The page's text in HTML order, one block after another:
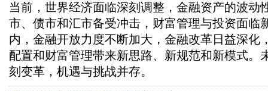
当前，世界经济面临深刻调整，金融资产的波动
市、债市和汇市备受冲击，财富管理与投资面临
内，金融开放力度不断加大，金融改革日益深化
配置和财富管理带来新思路、新规范和新模式。
刻变革，机遇与挑战并存。